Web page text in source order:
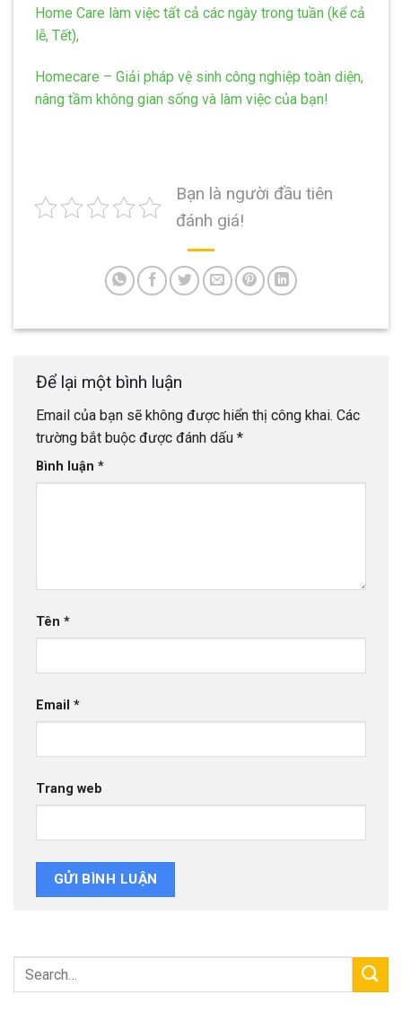
Home Care làm việc tất cả các ngày trong tuần (kể cả
lễ, Tết),
Homecare – Giải pháp vệ sinh công nghiệp toàn diện,
nâng tầm không gian sống và làm việc của bạn!
Bạn là người đầu tiên
đánh giá!
Để lại một bình luận
Email của bạn sẽ không được hiển thị công khai. Các
trường bắt buộc được đánh dấu *
Bình luận *
Tên *
Email *
Trang web